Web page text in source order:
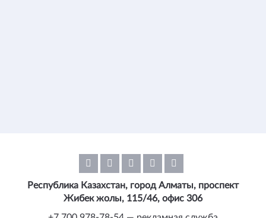
Республика Казахстан, город Алматы, проспект
Жибек жолы, 115/46, офис 306